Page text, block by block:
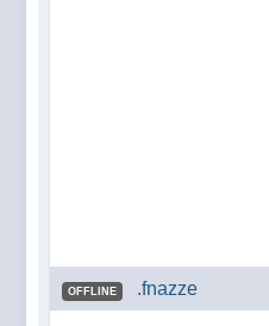
OFFLINE .fnazze